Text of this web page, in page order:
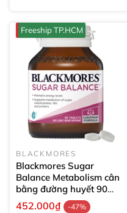
Freeship TP.HCM
BLACKMORES
Blackmores Sugar
Balance Metabolism cân
bằng đường huyết90
viên
452.000₫ -47%